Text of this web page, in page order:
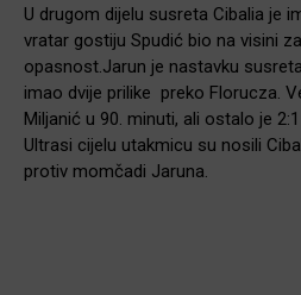
U drugom dijelu susreta Cibalia je
vratar gostiju Spudić bio na visini
opasnost.Jarun je nastavku
imao dvije prilike preko Florucza.
Miljanić u 90. minuti, ali ostalo je
Ultrasi cijelu utakmicu su nosili
protiv momčadi Jaruna.